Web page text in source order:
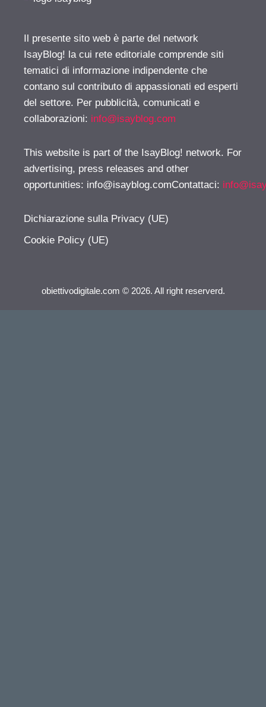
Il presente sito web è parte del network
IsayBlog! la cui rete editoriale comprende siti
tematici di informazione indipendente che
contano sul contributo di appassionati ed esperti
del settore. Per pubblicità, comunicati e
collaborazioni: info@isayblog.com
This website is part of the IsayBlog! network. For
advertising, press releases and other
opportunities: info@isayblog.comContattaci:
Dichiarazione sulla Privacy (UE)
Cookie Policy (UE)
obiettivodigitale.com © 2026. All right reserverd.